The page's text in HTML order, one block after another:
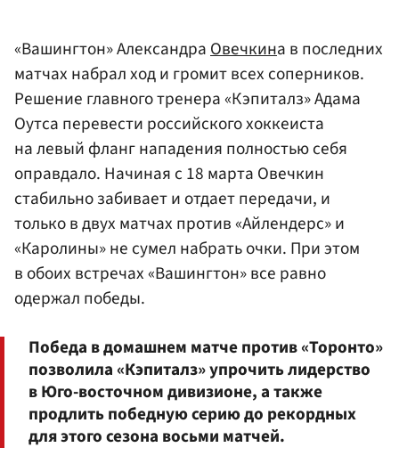
«Вашингтон» АлександраОвечкина в последних
матчах набрал ход и громит всех соперников.
Решение главного тренера «Кэпиталз» Адама
Оутса перевести российского хоккеиста
на левый фланг нападения полностью себя
оправдало. Начиная с 18 марта Овечкин
стабильно забивает и отдает передачи, и
только в двух матчах против «Айлендерс» и
«Каролины» не сумел набрать очки. При этом
в обоих встречах «Вашингтон» все равно
одержал победы.
Победа в домашнем матче против «Торонто»
позволила «Кэпиталз» упрочить лидерство
в Юго-восточном дивизионе, а также
продлить победную серию до рекордных
для этого сезона восьми матчей.